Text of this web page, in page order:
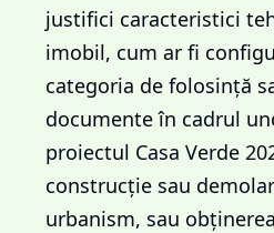
justifici caracteristici
imobil, cum ar fi
categoria de folosință
documente în cadrul
proiectul Casa Verde
construcție sau
urbanism, sau